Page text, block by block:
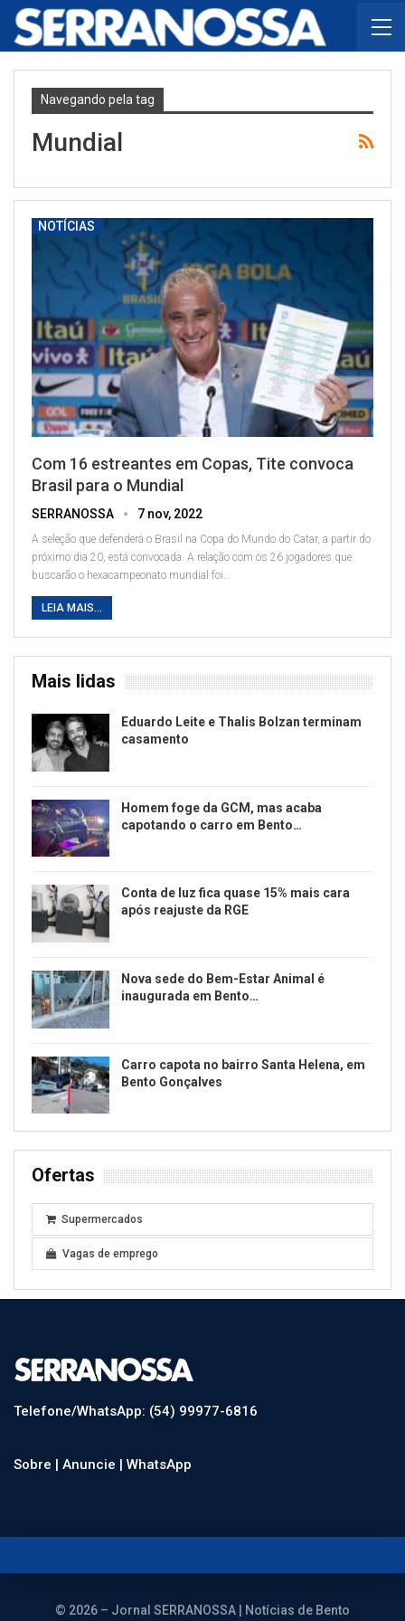
Navegando pela tag
Mundial
NOTÍCIAS
Com 16 estreantes em Copas, Tite convoca
Brasil para o Mundial
SERRANOSSA 7 nov, 2022
A seleção que defenderá o Brasil na Copa do Mundo do Catar, a partir do
próximo dia 20, está convocada. A relação com os 26 jogadores que
buscarão o hexacampeonato mundial foi…
LEIA MAIS...
Mais lidas
Eduardo Leite e Thalis Bolzan terminam
casamento
Homem foge da GCM, mas acaba
capotando o carro em Bento…
Conta de luz fica quase 15% mais cara
após reajuste da RGE
Nova sede do Bem-Estar Animal é
inaugurada em Bento…
Carro capota no bairro Santa Helena, em
Bento Gonçalves
Ofertas
Supermercados
Vagas de emprego
Telefone/WhatsApp: (54) 99977-6816
Sobre | Anuncie | WhatsApp
© 2026 – Jornal SERRANOSSA | Notícias de Bento